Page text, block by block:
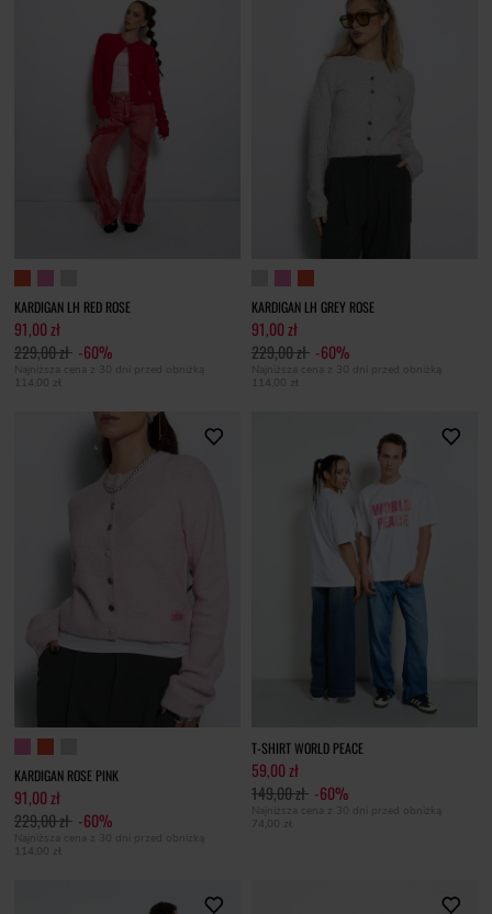
KARDIGAN LH RED ROSE
91,00 zł
229,00 zł -60%
Najniższa cena z 30 dni przed obniżką
114,00 zł
KARDIGAN LH GREY ROSE
91,00 zł
229,00 zł -60%
Najniższa cena z 30 dni przed obniżką
114,00 zł
KARDIGAN ROSE PINK
91,00 zł
229,00 zł -60%
Najniższa cena z 30 dni przed obniżką
114,00 zł
T-SHIRT WORLD PEACE
59,00 zł
149,00 zł -60%
Najniższa cena z 30 dni przed obniżką
74,00 zł